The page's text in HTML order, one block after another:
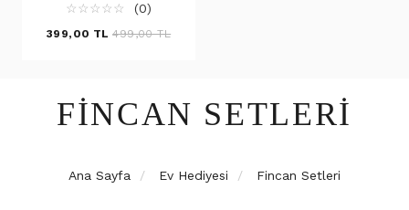
☆ ☆ ☆ ☆ ☆
★ ★ ★ ★ ★ (0)
399,00 TL 499,00 TL
FINCAN SETLERI
Ana Sayfa Ev Hediyesi Fincan Setleri